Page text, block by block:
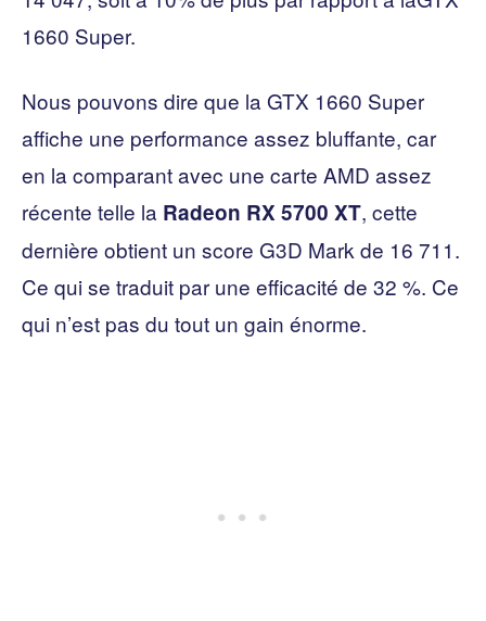
1660 Super.
Nous pouvons dire que la GTX 1660 Super
affiche une performance assez bluffante, car
en la comparant avec une carte AMD assez
récente telle la Radeon RX 5700 XT, cette
dernière obtient un score G3D Mark de 16 711.
Ce qui se traduit par une efficacité de 32 %. Ce
qui n’est pas du tout un gain énorme.